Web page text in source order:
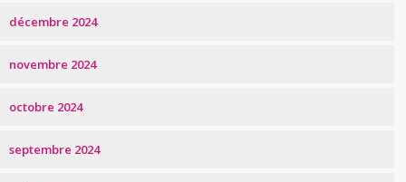
décembre 2024
novembre 2024
octobre 2024
septembre 2024